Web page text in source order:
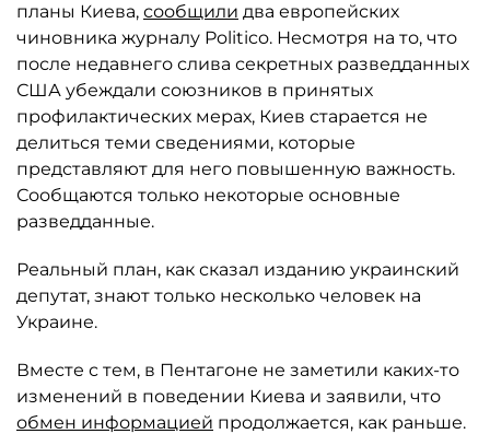
планы Киева, сообщили два европейских
чиновника журналу Politico. Несмотря на то, что
после недавнего слива секретных разведданных
США убеждали союзников в принятых
профилактических мерах, Киев старается не
делиться теми сведениями, которые
представляют для него повышенную важность.
Сообщаются только некоторые основные
разведданные.
Реальный план, как сказал изданию украинский
депутат, знают только несколько человек на
Украине.
Вместе с тем, в Пентагоне не заметили каких-то
изменений в поведении Киева и заявили, что
обмен информацией продолжается, как раньше.